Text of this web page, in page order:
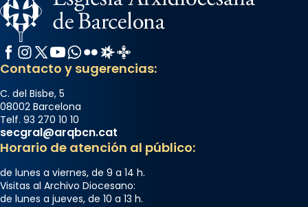
Facebook
Instagram
X / Twitter
YouTube
WhatsApp
FlickrRadio Estel
Catalunya Cristiana
Contacto y sugerencias:
C. del Bisbe, 5
08002 Barcelona
Telf. 93 270 10 10
secgral@arqbcn.cat
Horario de atención al público:
de lunes a viernes, de 9 a 14 h.
Visitas al Archivo Diocesano:
de lunes a jueves, de 10 a 13 h.